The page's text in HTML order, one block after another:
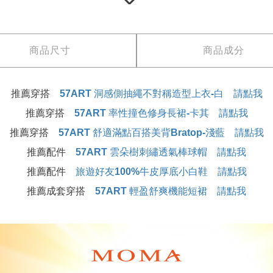
商品尺寸 商品成分
推薦穿搭 57ART 洞感側抽繩不對稱造型上衣-白 請點我
推薦穿搭 57ART 率性撞色修身長裙-卡其 請點我
推薦穿搭 57ART 舒適滿點百搭美背Bratop-淺藍 請點我
推薦配件 57ART 雲朵樹刺繡透氣棒球帽 請點我
推薦配件 旅遊好友100%牛皮厚底小白鞋 請點我
推薦成套穿搭 57ART 輕盈舒爽機能短裙 請點我